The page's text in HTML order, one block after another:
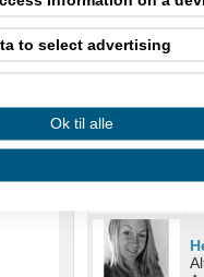
-
·
to select advertising
select personalised
to personalise content
select personalised
performance
Ok til alle